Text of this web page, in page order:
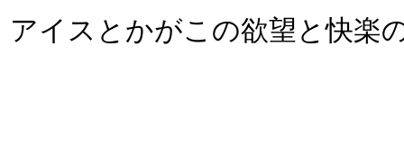
アイスとかがこの欲望と快楽